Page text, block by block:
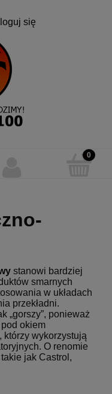
się
stanowi bardziej
smarnych
w układach
przekładni.
„gorszy”, ponieważ
okiem
wykorzystują
O renomie
jak Castrol,